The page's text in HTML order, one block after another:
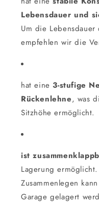
Lebensdauer und
Um die Lebensdauer
empfehlen wir die
hat eine 3-stufige
Rückenlehne, was
Sitzhöhe ermöglicht.
ist
Lagerung
Zusammenlegen
Garage gelagert